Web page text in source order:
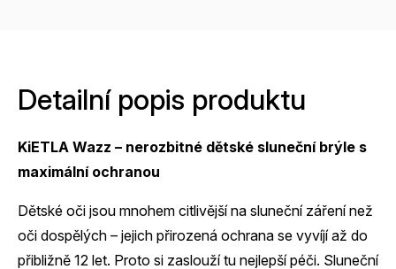
Detailní popis produktu
KiETLA Wazz – nerozbitné dětské sluneční brýle s
maximální ochranou
Dětské oči jsou mnohem citlivější na sluneční záření než
oči dospělých – jejich přirozená ochrana se vyvíjí až do
přibližně 12 let. Proto si zaslouží tu nejlepší péči. Sluneční